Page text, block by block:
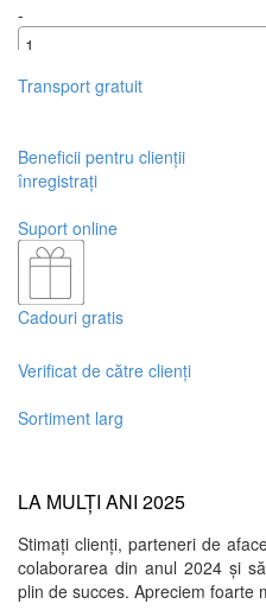
-
+
Transport gratuit
Beneficii pentru clienții
înregistrați
Suport online
Cadouri gratis
Verificat de către clienți
Sortiment larg
LA MULȚI ANI 2025
Stimați clienți, parteneri de
colaborarea din anul 2024 și
plin de succes. Apreciem foarte